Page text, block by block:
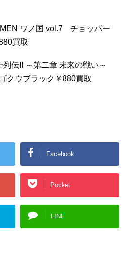
ワノ国 vol.7 チョッパー
買取
列伝II ～第二章 未来の戦い～
クウブラック￥880買取
Facebook
Pocket
LINE